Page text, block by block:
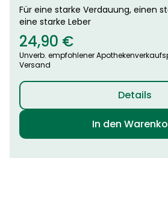
Für eine starke Verdauung, einen
eine starke Leber
24,90 €
Unverb. empfohlener
Versand
Details
In den